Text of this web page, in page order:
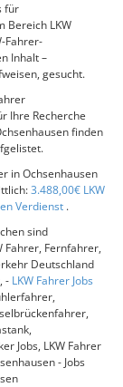
für
Bereich LKW
Fahrer-
Inhalt –
gesucht.
Ihre Recherche
finden
in Ochsenhausen
3.488,00€ LKW
Verdienst .
sind
Fahrer, Fernfahrer,
Deutschland
- LKW Fahrer Jobs
Jobs, LKW Fahrer
- Jobs